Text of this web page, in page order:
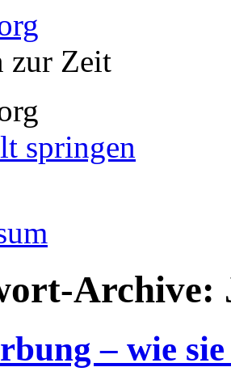
zur Zeit
springen
Archive:
– wie